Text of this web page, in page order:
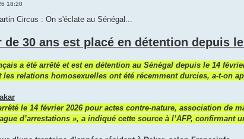
18:20
Circus : On s'éclate au Sénégal...
de 30 ans est placé en détention depuis
a été arrêté et est en détention au Sénégal depuis le 14
les relations homosexuelles ont été récemment durcies, a-t-on
le 14 février 2026 pour actes contre-nature, association de
d’arrestations », a indiqué cette source à l’AFP, confirmant